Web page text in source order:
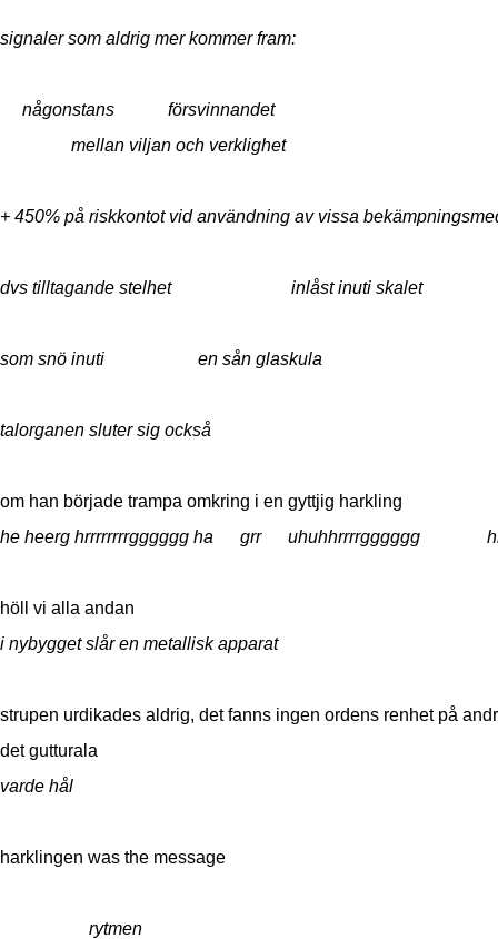
signaler som aldrig mer kommer fram:
någonstans
mellan viljan och verklighet
+ 450% på riskkontot vid användning av vissa
dvs tilltagande stelhet inlåst inuti skalet
som snö inuti en sån glaskula
talorganen sluter sig också
om han började trampa omkring i en gyttjig harkling
he heerg hrrrrrrrrgggggg ha grr uhuhhrrrrgggggg
höll vi alla andan
i nybygget slår en metallisk apparat
strupen urdikades aldrig, det fanns ingen ordens renhet på
det gutturala
varde hål
harklingen was the message
rytmen